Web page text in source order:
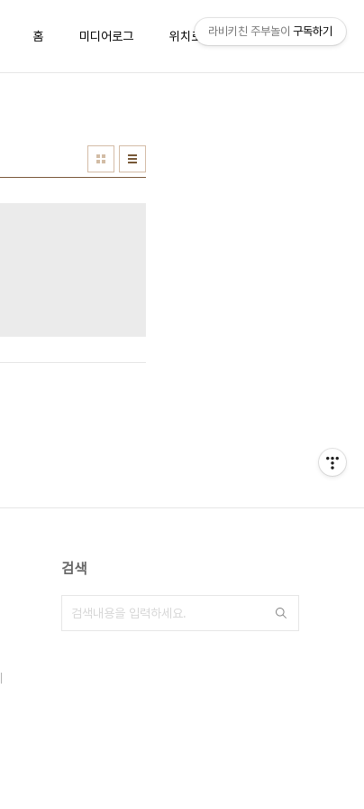
홈 미디어로그 위치로그 방명록
검색
라비키친 주부놀이 구독하기